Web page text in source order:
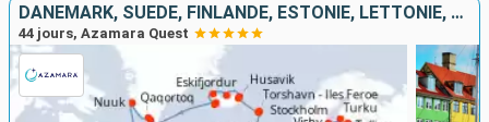
DANEMARK, SUÈDE, FINLANDE, ESTONIE, LETTONIE, LITUANIE, POLOGNE, ALLEMAGNE, ROYAUME-UNI, IRLANDE, FÉROÉ (ÎLES), ISLANDE, GRÖENLAND, CANADA, ÉTATS-UNIS
44 jours, Azamara Quest